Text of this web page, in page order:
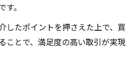
。
したポイントを押さえた上で、買
ことで、満足度の高い取引が実現